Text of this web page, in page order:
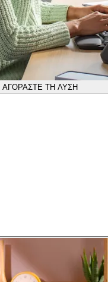
ΑΓΟΡΑΣΤΕ ΤΗ ΛΥΣΗ